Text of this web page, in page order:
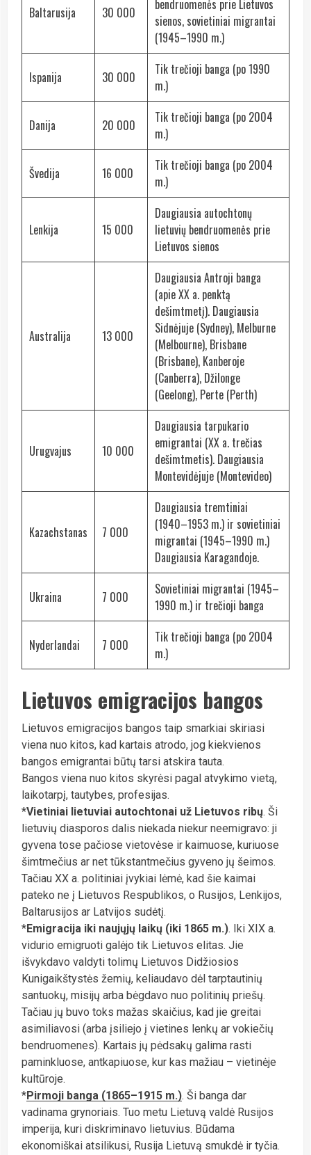
Baltarusija 30 000
bendruomenės prie Lietuvos
sienos, sovietiniai migrantai
(1945–1990 m.)
Ispanija 30 000
Tik trečioji banga (po 1990
m.)
Danija 20 000
Tik trečioji banga (po 2004
m.)
Švedija 16 000
Tik trečioji banga (po 2004
m.)
Lenkija 15 000
Daugiausia autochtonų
lietuvių bendruomenės prie
Lietuvos sienos
Australija 13 000
Daugiausia Antroji banga
(apie XX a. penktą
dešimtmetį). Daugiausia
Sidnėjuje (Sydney), Melburne
(Melbourne), Brisbane
(Brisbane), Kanberoje
(Canberra), Džilonge
(Geelong), Perte (Perth)
Urugvajus 10 000
Daugiausia tarpukario
emigrantai (XX a. trečias
dešimtmetis). Daugiausia
Montevidėjuje (Montevideo)
Kazachstanas 7 000
Daugiausia tremtiniai
(1940–1953 m.) ir sovietiniai
migrantai (1945–1990 m.)
Daugiausia Karagandoje.
Ukraina 7 000
Sovietiniai migrantai (1945–
1990 m.) ir trečioji banga
Nyderlandai 7 000
Tik trečioji banga (po 2004
m.)
Lietuvos emigracijos bangos
Lietuvos emigracijos bangos taip smarkiai skiriasi
viena nuo kitos, kad kartais atrodo, jog kiekvienos
bangos emigrantai būtų tarsi atskira tauta.
Bangos viena nuo kitos skyrėsi pagal atvykimo vietą,
laikotarpį, tautybes, profesijas.
*Vietiniai lietuviai autochtonai už Lietuvos ribų. Ši
lietuvių diasporos dalis niekada niekur neemigravo: ji
gyvena tose pačiose vietovėse ir kaimuose, kuriuose
šimtmečius ar net tūkstantmečius gyveno jų šeimos.
Tačiau XX a. politiniai įvykiai lėmė, kad šie kaimai
pateko ne į Lietuvos Respublikos, o Rusijos, Lenkijos,
Baltarusijos ar Latvijos sudėtį.
*Emigracija iki naujųjų laikų (iki 1865 m.). Iki XIX a.
vidurio emigruoti galėjo tik Lietuvos elitas. Jie
išvykdavo valdyti tolimų Lietuvos Didžiosios
Kunigaikštystės žemių, keliaudavo dėl tarptautinių
santuokų, misijų arba bėgdavo nuo politinių priešų.
Tačiau jų buvo toks mažas skaičius, kad jie greitai
asimiliavosi (arba įsiliejo į vietines lenkų ar vokiečių
bendruomenes). Kartais jų pėdsakų galima rasti
paminkluose, antkapiuose, kur kas mažiau – vietinėje
kultūroje.
*Pirmoji banga (1865–1915 m.). Ši banga dar
vadinama grynoriais. Tuo metu Lietuvą valdė Rusijos
imperija, kuri diskriminavo lietuvius. Būdama
ekonomiškai atsilikusi, Rusija Lietuvą smukdė ir tyčia.